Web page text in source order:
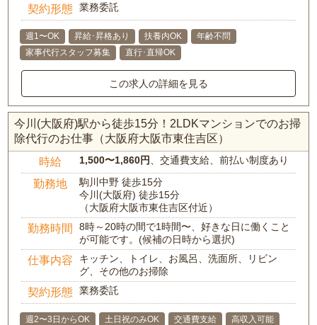
契約形態 業務委託
週1〜OK 昇給･昇格あり 扶養内OK
年齢不問
家事代行スタッフ募集
直行･直帰OK
この求人の詳細を見る
今川(大阪府)駅から徒歩15分！2LDKマンションでのお掃
除代行のお仕事（大阪府大阪市東住吉区）
時給 1,500〜1,860円 、交通費支給、前払い制度あり
勤務地
駒川中野 徒歩15分
今川(大阪府) 徒歩15分
（大阪府大阪市東住吉区付近）
勤務時間
8時～20時の間で1時間〜、好きな日に働くこと
が可能です。(候補の日時から選択)
仕事内容
キッチン、トイレ、お風呂、洗面所、リビン
グ、その他のお掃除
契約形態 業務委託
週2〜3日からOK 土日祝のみOK 交通費支給
高収入可能